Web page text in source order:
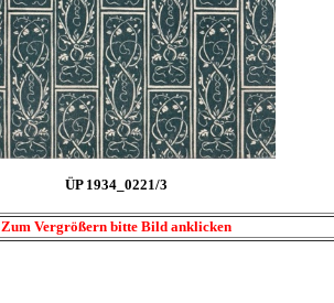
ÜP 1934_0221/3
Zum Vergrößern bitte Bild anklicken